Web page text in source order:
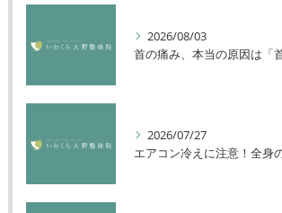
2026/08/03
2026/07/27